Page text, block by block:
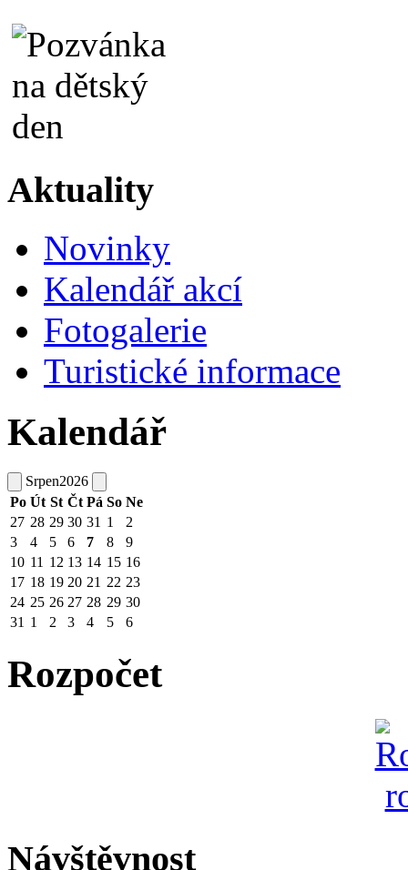
Aktuality
Novinky
Kalendář akcí
Fotogalerie
Turistické informace
Kalendář
Srpen2026
Po Út St Čt Pá So Ne
27 28 29 30 31 1
2
3
4 5 6 7 8
9
10 11 12 13 14 15 16
17 18 19 20 21 22 23
24 25 26 27 28 29 30
31 1 2 3 4 5 6
Rozpočet
Návštěvnost